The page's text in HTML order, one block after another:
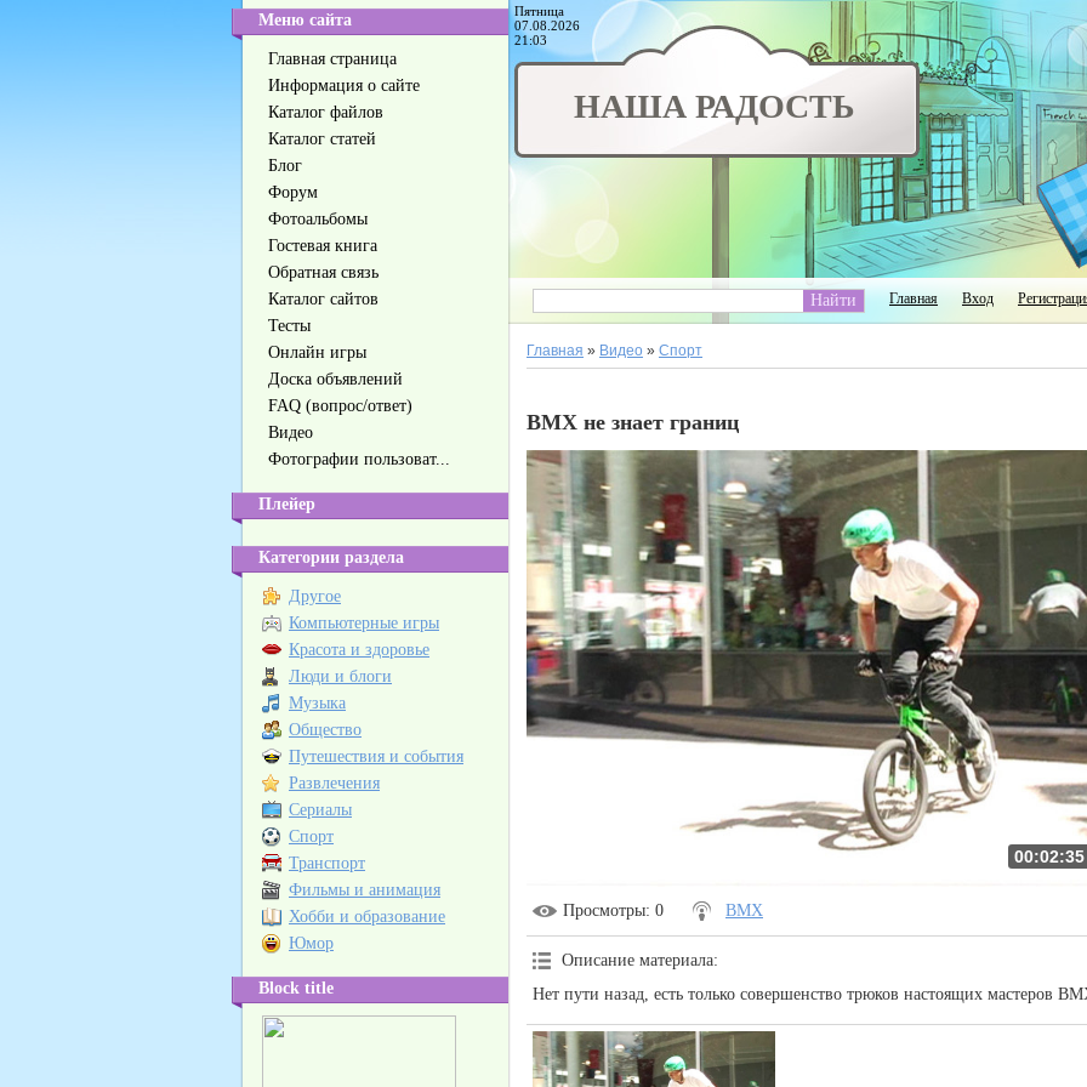
Меню сайта
Главная страница
Информация о сайте
Каталог файлов
Каталог статей
Блог
Форум
Фотоальбомы
Гостевая книга
Обратная связь
Каталог сайтов
Тесты
Онлайн игры
Доска объявлений
FAQ (вопрос/ответ)
Видео
Фотографии пользоват...
Плейер
Категории раздела
Другое
Компьютерные игры
Красота и здоровье
Люди и блоги
Музыка
Общество
Путешествия и события
Развлечения
Сериалы
Спорт
Транспорт
Фильмы и анимация
Хобби и образование
Юмор
Block title
Пятница
07.08.2026
21:03
НАША РАДОСТЬ
Главная Вход
Главная » Видео » Спорт
BMX не знает границ
00:02:35
Просмотры: 0 BMX
Описание материала:
Нет пути назад, есть только совершенство трюков настоящих мастеров